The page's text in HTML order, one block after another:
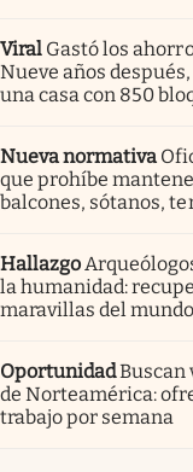
Viral Gastó los
Nueve años
una casa con 850
Nueva normativa
que prohíbe
balcones, sótanos,
Hallazgo
la humanidad:
maravillas del mundo
OportunidadBuscan
de Norteamérica:
trabajo por semana